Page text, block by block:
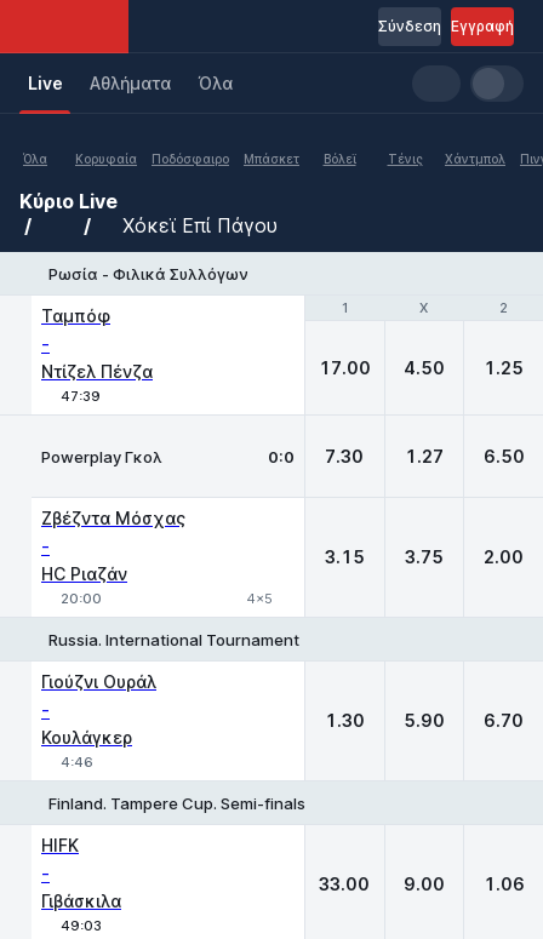
Εγγραφή
Σύνδεση
Live Aθλήματα Όλα
Όλα Κορυφαία Ποδόσφαιρο Μπάσκετ Βόλεϊ Τένις Χάντμπολ
Κύριο Live
Χόκεϊ Επί Πάγου
Ρωσία - Φιλικά Συλλόγων
1 X 2
Ταμπόφ
-
Ντίζελ Πένζα
47:39
1 X 2
17.00 4.50 1.25
Powerplay Γκολ 0:0 7.30 1.27 6.50
Ζβέζντα Μόσχας
-
HC Ριαζάν
20:00 4x5
3.15 3.75 2.00
Russia. International Tournament
Γιούζνι Ουράλ
-
Κουλάγκερ
4:46
1.30 5.90 6.70
Finland. Tampere Cup. Semi-finals
HIFK
-
Γιβάσκιλα
49:03
33.00 9.00 1.06